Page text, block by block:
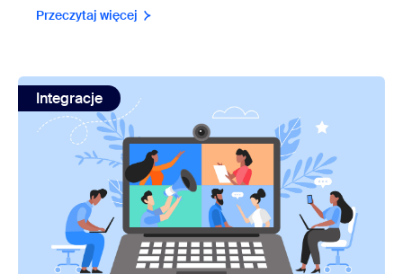
Przeczytaj więcej
view: Zwiększ współpracę i zaangażowanie z
Integracje